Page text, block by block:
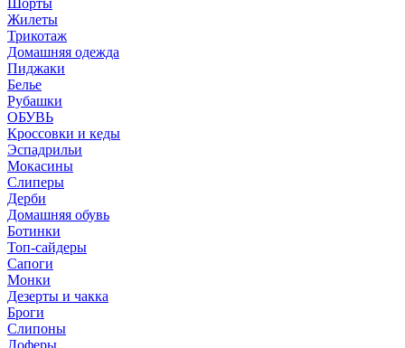
Шорты
Жилеты
Трикотаж
Домашняя одежда
Пиджаки
Белье
Рубашки
ОБУВЬ
Кроссовки и кеды
Эспадрильи
Мокасины
Слиперы
Дерби
Домашняя обувь
Ботинки
Топ-сайдеры
Сапоги
Монки
Дезерты и чакка
Броги
Слипоны
Лоферы